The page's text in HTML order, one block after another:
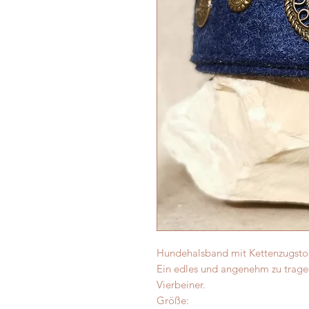
Hundehalsband mit
Ein edles und angenehm zu
Vierbeiner.
Größe: